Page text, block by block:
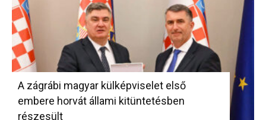
A zágrábi magyar külképviselet első
embere horvát állami kitüntetésben
részesült